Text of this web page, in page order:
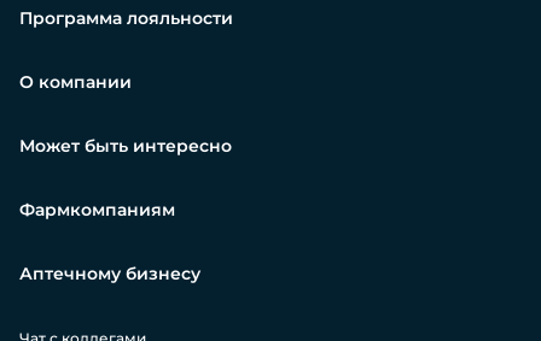
Программа лояльности
О компании
Может быть интересно
Фармкомпаниям
Аптечному бизнесу